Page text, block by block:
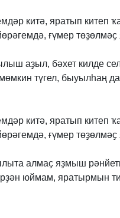
китә, яратып китеп
ғүмер төҙөлмәҫ
аҙыл, бәхет килде
мөмкин түгел, быуылhаң да
китә, яратып китеп
ғүмер төҙөлмәҫ
алмаҫ яҙмыш
юймам, яратырмын